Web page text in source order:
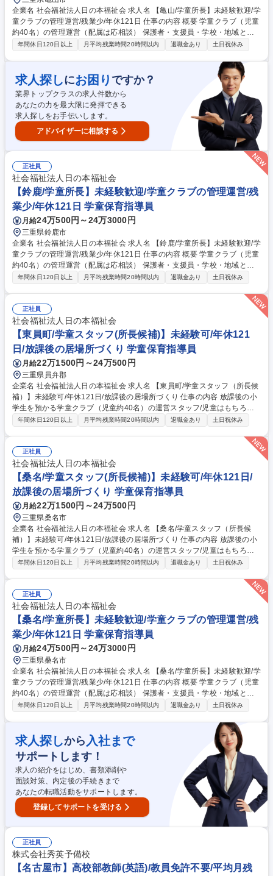
企業名 社会福祉法人日の本福祉会 求人名 【亀山/学童所長】未経験歓迎/学
童クラブの管理運営/残業少/年休121日 仕事の内容 概要 学童クラブ（児童
約40名）の管理運営（配属は応相談） 保護者・支援員・学校・地域と連
携しながら子ども達が毎日笑顔で過ごせる学童をつくります。 ＜一日の例
配属学童にてパート支援員（４～５名）と打ち合わせ■15：00 児童登所
（宿題フォロー、おやつ、外遊び見守り）■17：30 保護者お迎え対応■1
9：00 閉所（原則直帰）★約3か月の研修後には、学童クラブの新米所長
として、各拠点をお任せいたします！エリアマネージャー等のサポートも
あり、未経験からでも活躍者多数います！ 募集職種 【亀山/学童所長】未
経験歓迎/学童クラブの管理運営/残業少/年休121日
年間休日120日以上 月平均残業時間20時間以内 退職金あり 土日祝休み
求人探しにお困り ですか？
業界トップクラスの求人件数から
あなたの力を最大限に発揮できる
求人探しをお手伝いします。
アドバイザーに相談する
正社員
社会福祉法人日の本福祉会
【鈴鹿/学童所長】未経験歓迎/学童クラブの管理運営/残
業少/年休121日 学童保育指導員
月給24万500円～24万3000円
三重県鈴鹿市
企業名 社会福祉法人日の本福祉会 求人名 【鈴鹿/学童所長】未経験歓迎/学
童クラブの管理運営/残業少/年休121日 仕事の内容 概要 学童クラブ（児童
約40名）の管理運営（配属は応相談） 保護者・支援員・学校・地域と連
携しながら子ども達が毎日笑顔で過ごせる学童をつくります。 ＜一日の例
配属学童にてパート支援員（４～５名）と打ち合わせ■15：00 児童登所
（宿題フォロー、おやつ、外遊び見守り）■17：30 保護者お迎え対応■1
9：00 閉所（原則直帰）★約3か月の研修後には、学童クラブの新米所長
として、各拠点をお任せいたします！エリアマネージャー等のサポートも
あり、未経験からでも活躍者多数います！ 募集職種 【鈴鹿/学童所長】未
経験歓迎/学童クラブの管理運営/残業少/年休121日
年間休日120日以上 月平均残業時間20時間以内 退職金あり 土日祝休み
正社員
社会福祉法人日の本福祉会
【東員町/学童スタッフ(所長候補)】未経験可/年休121
日/放課後の居場所づくり 学童保育指導員
月給22万1500円～24万500円
三重県員弁郡
企業名 社会福祉法人日の本福祉会 求人名 【東員町/学童スタッフ（所長候
補）】未経験可/年休121日/放課後の居場所づくり 仕事の内容 放課後の小
学生を預かる学童クラブ（児童約40名）の運営スタッフ/児童はもちろ
ん、保護者・パート支援員・学校・地域いろんな立場の方と連携しながら
学童本部（四日市）に出勤、ミーティング、事務作業■14：00 配属学童に
てパート支援員（４～５名）と打ち合わせ■15：00 児童登所（宿題フォロ
ー、おやつ、外遊び見守り）■17：30 保護者お迎え対応■19：00 閉所
（原則直帰）★約3か月の研修後には、学童クラブの新米所長として、各
拠点をお任せ予定です！エリアマネージャー等のサポートもあり、未経験
からでも活躍者多数います！ 募集職種 【東員町/学童スタッフ（所長候
補）】未経験可/年休121日/放課後の居場所づくり
年間休日120日以上 月平均残業時間20時間以内 退職金あり 土日祝休み
正社員
社会福祉法人日の本福祉会
【桑名/学童スタッフ(所長候補)】未経験可/年休121日/
放課後の居場所づくり 学童保育指導員
月給22万1500円～24万500円
三重県桑名市
企業名 社会福祉法人日の本福祉会 求人名 【桑名/学童スタッフ（所長候
補）】未経験可/年休121日/放課後の居場所づくり 仕事の内容 放課後の小
学生を預かる学童クラブ（児童約40名）の運営スタッフ/児童はもちろ
ん、保護者・パート支援員・学校・地域いろんな立場の方と連携しながら
学童本部（四日市）に出勤、ミーティング、事務作業■14：00 配属学童に
てパート支援員（４～５名）と打ち合わせ■15：00 児童登所（宿題フォロ
ー、おやつ、外遊び見守り）■17：30 保護者お迎え対応■19：00 閉所
（原則直帰）★約3か月の研修後には、学童クラブの新米所長として、各
拠点をお任せ予定です！エリアマネージャー等のサポートもあり、未経験
からでも活躍者多数います！ 募集職種 【桑名/学童スタッフ（所長候
補）】未経験可/年休121日/放課後の居場所づくり
年間休日120日以上 月平均残業時間20時間以内 退職金あり 土日祝休み
正社員
社会福祉法人日の本福祉会
【桑名/学童所長】未経験歓迎/学童クラブの管理運営/残
業少/年休121日 学童保育指導員
月給24万500円～24万3000円
三重県桑名市
企業名 社会福祉法人日の本福祉会 求人名 【桑名/学童所長】未経験歓迎/学
童クラブの管理運営/残業少/年休121日 仕事の内容 概要 学童クラブ（児童
約40名）の管理運営（配属は応相談） 保護者・支援員・学校・地域と連
携しながら子ども達が毎日笑顔で過ごせる学童をつくります。 ＜一日の例
配属学童にてパート支援員（４～５名）と打ち合わせ■15：00 児童登所
（宿題フォロー、おやつ、外遊び見守り）■17：30 保護者お迎え対応■1
9：00 閉所（原則直帰）★約3か月の研修後には、学童クラブの新米所長
として、各拠点をお任せいたします！エリアマネージャー等のサポートも
あり、未経験からでも活躍者多数います！ 募集職種 【桑名/学童所長】未
経験歓迎/学童クラブの管理運営/残業少/年休121日
年間休日120日以上 月平均残業時間20時間以内 退職金あり 土日祝休み
求人探しから 入社まで
サポートします！
求人の紹介をはじめ、書類添削や
面談対策、内定後の手続きまで
あなたの転職活動をサポートします。
登録してサポートを受ける
正社員
株式会社秀英予備校
【名古屋市】高校部教師(英語)/教員免許不要/平均月残